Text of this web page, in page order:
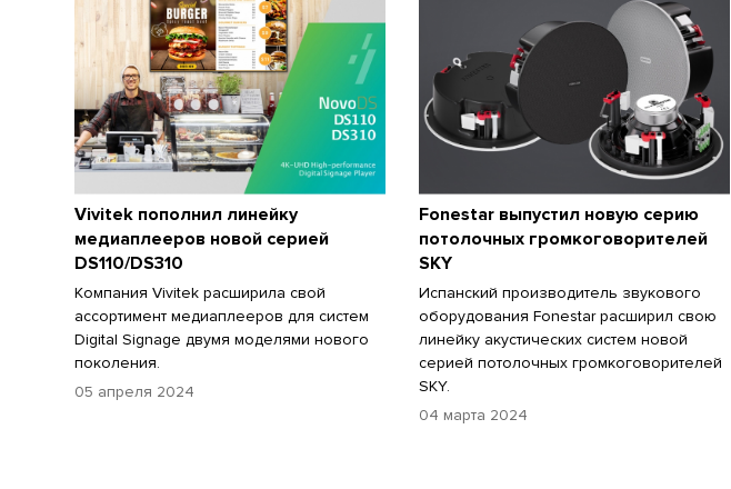
Vivitek пополнил линейку
медиаплееров новой серией
DS110/DS310
Компания Vivitek расширила свой
ассортимент медиаплееров для систем
Digital Signage двумя моделями нового
поколения.
05 апреля 2024
Fonestar выпустил новую серию
потолочных громкоговорителей
SKY
Испанский производитель звукового
оборудования Fonestar расширил свою
линейку акустических систем новой
серией потолочных громкоговорителей
SKY.
04 марта 2024